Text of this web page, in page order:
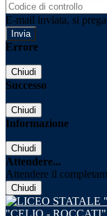
E-mail inviata, si
Errore
Chiudi
Successo
Chiudi
Informazione
Chiudi
Attendere...
Attendere il
Chiudi